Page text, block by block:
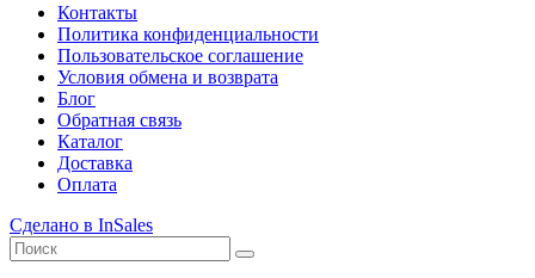
Контакты
Политика конфиденциальности
Пользовательское соглашение
Условия обмена и возврата
Блог
Обратная связь
Каталог
Доставка
Оплата
Сделано в InSales